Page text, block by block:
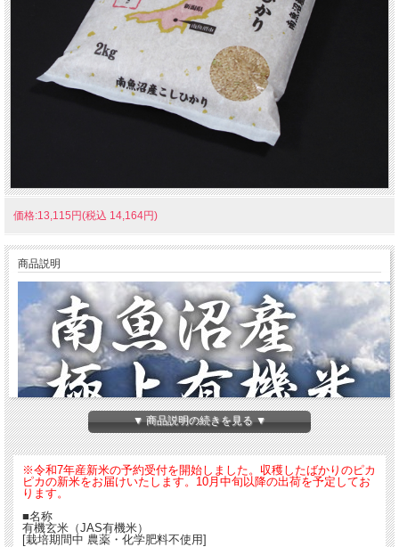
価格:13,115円(税込 14,164円)
商品説明
▼ 商品説明の続きを見る ▼
※令和7年産新米の予約受付を開始しました。収穫したばかりのピカ
ピカの新米をお届けいたします。10月中旬以降の出荷を予定してお
ります。
■名称
有機玄米（JAS有機米）
[栽培期間中 農薬・化学肥料不使用]